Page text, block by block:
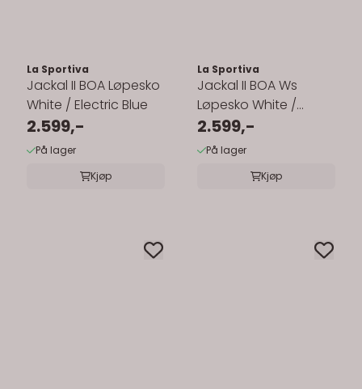
La Sportiva
Jackal II BOA Løpesko
White / Electric Blue
2.599,-
På lager
Kjøp
La Sportiva
Jackal II BOA Ws
Løpesko White /
Hibiscus
2.599,-
På lager
Kjøp